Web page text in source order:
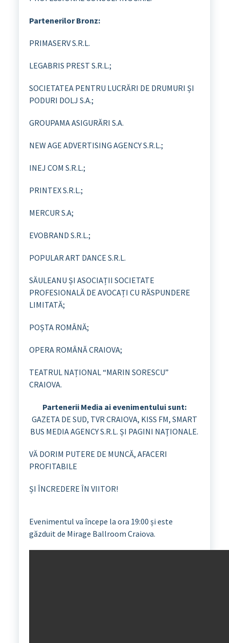
Partenerilor Bronz:
PRIMASERV S.R.L.
LEGABRIS PREST S.R.L.;
SOCIETATEA PENTRU LUCRĂRI DE DRUMURI ȘI
PODURI DOLJ S.A.;
GROUPAMA ASIGURĂRI S.A.
NEW AGE ADVERTISING AGENCY S.R.L.;
INEJ COM S.R.L.;
PRINTEX S.R.L.;
MERCUR S.A;
EVOBRAND S.R.L.;
POPULAR ART DANCE S.R.L.
SĂULEANU ȘI ASOCIAȚII SOCIETATE
PROFESIONALĂ DE AVOCAȚI CU RĂSPUNDERE
LIMITATĂ;
POȘTA ROMÂNĂ;
OPERA ROMÂNĂ CRAIOVA;
TEATRUL NAȚIONAL “MARIN SORESCU”
CRAIOVA.
Partenerii Media ai evenimentului sunt:
GAZETA DE SUD, TVR CRAIOVA, KISS FM, SMART
BUS MEDIA AGENCY S.R.L. ȘI PAGINI NAŢIONALE.
VĂ DORIM PUTERE DE MUNCĂ, AFACERI
PROFITABILE
ȘI ÎNCREDERE ÎN VIITOR!
Evenimentul va începe la ora 19:00 și este
găzduit de Mirage Ballroom Craiova.